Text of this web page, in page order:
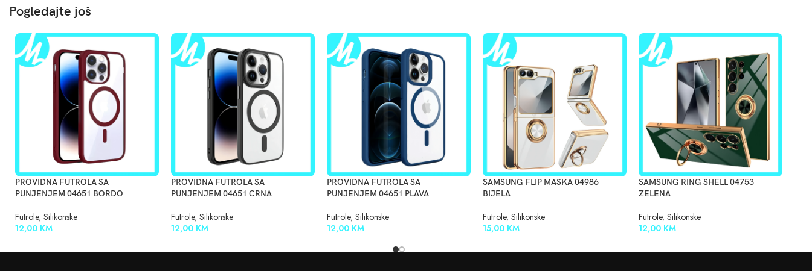
Pogledajte još
PROVIDNA FUTROLA SA
PUNJENJEM 04651 BORDO
Futrole, Silikonske
12,00 KM
PROVIDNA FUTROLA SA
PUNJENJEM 04651 CRNA
Futrole, Silikonske
12,00 KM
PROVIDNA FUTROLA SA
PUNJENJEM 04651 PLAVA
Futrole, Silikonske
12,00 KM
SAMSUNG FLIP MASKA 04986
BIJELA
Futrole, Silikonske
15,00 KM
SAMSUNG RING SHELL 04753
ZELENA
Futrole, Silikonske
12,00 KM